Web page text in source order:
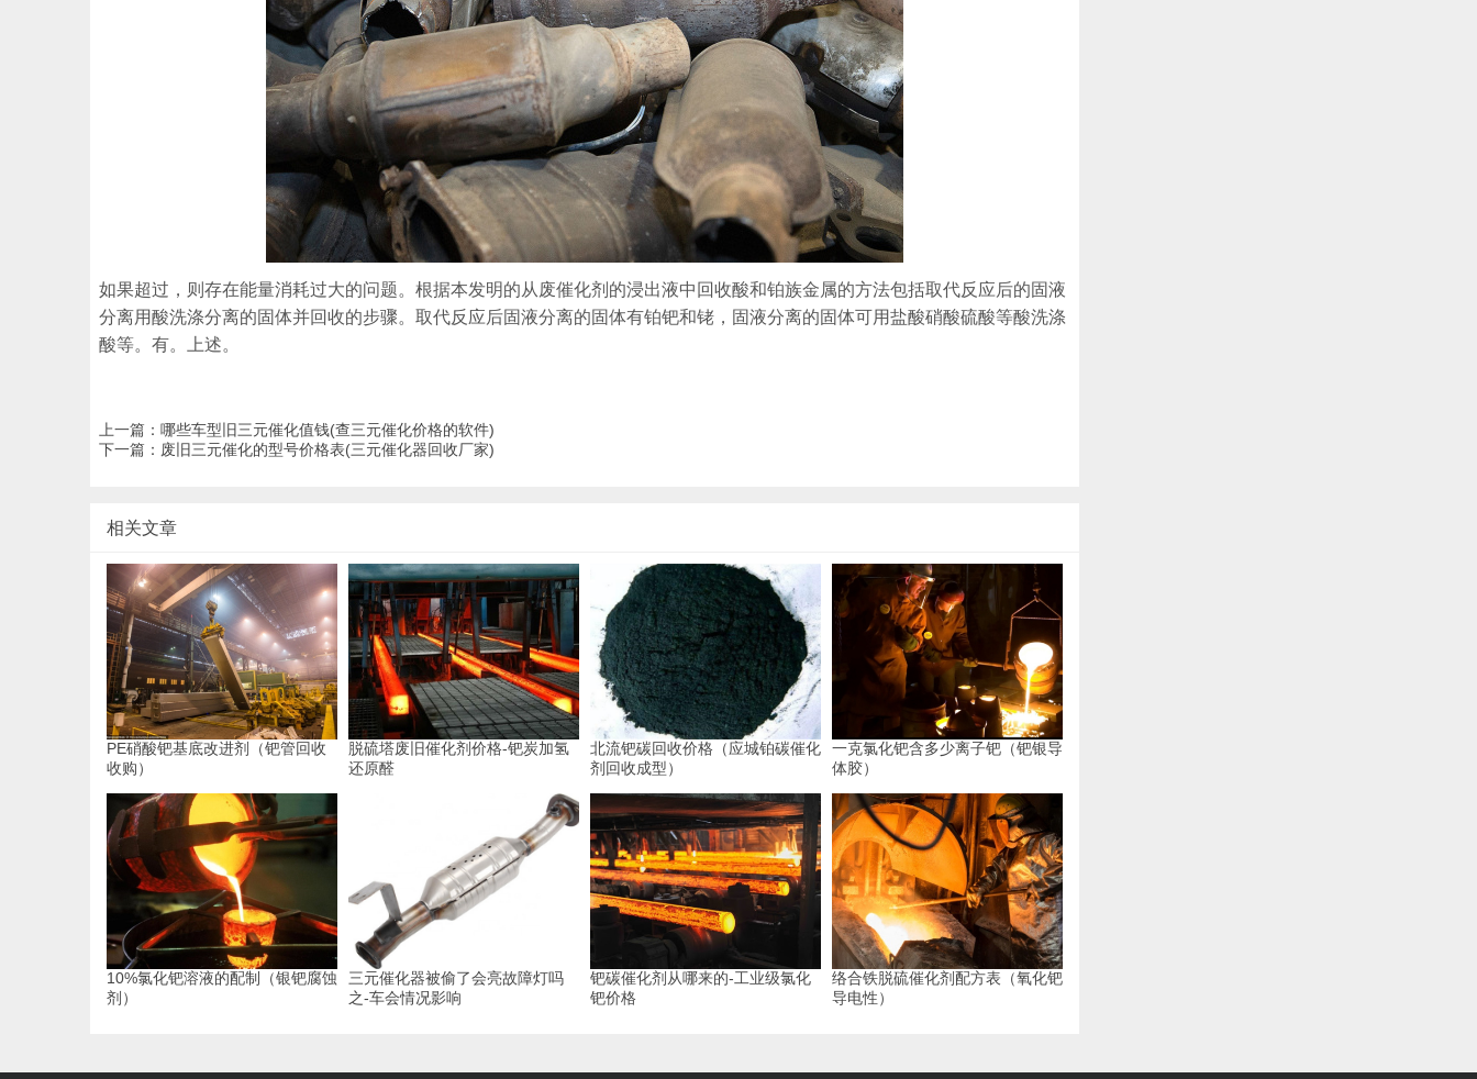
如果超过，则存在能量消耗过大的问题。根据本发明的从废催化剂的浸出液中回收酸和铂族金属的方法包括取代反应后的固液
分离用酸洗涤分离的固体并回收的步骤。取代反应后固液分离的固体有铂钯和铑，固液分离的固体可用盐酸硝酸硫酸等酸洗涤
酸等。有。上述。
上一篇： 哪些车型旧三元催化值钱(查三元催化价格的软件)
下一篇： 废旧三元催化的型号价格表(三元催化器回收厂家)
相关文章
PE硝酸钯基底改进剂（钯管回收
收购）
脱硫塔废旧催化剂价格-钯炭加氢
还原醛
北流钯碳回收价格（应城铂碳催化
剂回收成型）
一克氯化钯含多少离子钯（钯银导
体胶）
10%氯化钯溶液的配制（银钯腐蚀
剂）
三元催化器被偷了会亮故障灯吗
之-车会情况影响
钯碳催化剂从哪来的-工业级氯化
钯价格
络合铁脱硫催化剂配方表（氧化钯
导电性）